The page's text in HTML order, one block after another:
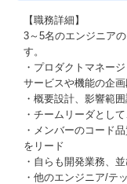
【職務詳細】
3～5名のエンジニア
す。
・プロダクトマネー
サービスや機能の企
・概要設計、影響範
・チームリーダとし
・メンバーのコード
をリード
・自らも開発業務、
・他のエンジニア/テ